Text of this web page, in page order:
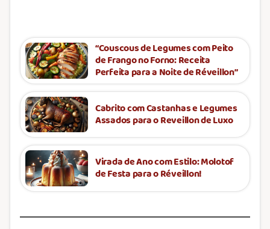
“Couscous de Legumes com Peito
de Frango no Forno: Receita
Perfeita para a Noite de Réveillon”
Cabrito com Castanhas e Legumes
Assados para o Reveillon de Luxo
Virada de Ano com Estilo: Molotof
de Festa para o Réveillon!